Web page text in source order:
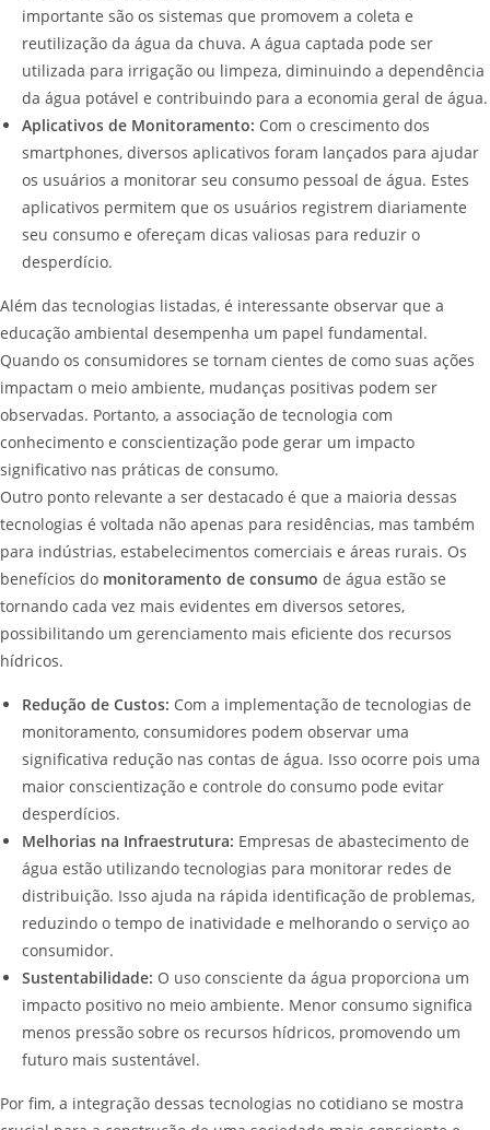
importante são os sistemas que promovem a coleta e
reutilização da água da chuva. A água captada pode ser
utilizada para irrigação ou limpeza, diminuindo a dependência
da água potável e contribuindo para a economia geral de água.
Aplicativos de Monitoramento: Com o crescimento dos
smartphones, diversos aplicativos foram lançados para ajudar
os usuários a monitorar seu consumo pessoal de água. Estes
aplicativos permitem que os usuários registrem diariamente
seu consumo e ofereçam dicas valiosas para reduzir o
desperdício.
Além das tecnologias listadas, é interessante observar que a
educação ambiental desempenha um papel fundamental.
Quando os consumidores se tornam cientes de como suas ações
impactam o meio ambiente, mudanças positivas podem ser
observadas. Portanto, a associação de tecnologia com
conhecimento e conscientização pode gerar um impacto
significativo nas práticas de consumo.
Outro ponto relevante a ser destacado é que a maioria dessas
tecnologias é voltada não apenas para residências, mas também
para indústrias, estabelecimentos comerciais e áreas rurais. Os
benefícios do monitoramento de consumo de água estão se
tornando cada vez mais evidentes em diversos setores,
possibilitando um gerenciamento mais eficiente dos recursos
hídricos.
Redução de Custos: Com a implementação de tecnologias de
monitoramento, consumidores podem observar uma
significativa redução nas contas de água. Isso ocorre pois uma
maior conscientização e controle do consumo pode evitar
desperdícios.
Melhorias na Infraestrutura: Empresas de abastecimento de
água estão utilizando tecnologias para monitorar redes de
distribuição. Isso ajuda na rápida identificação de problemas,
reduzindo o tempo de inatividade e melhorando o serviço ao
consumidor.
Sustentabilidade: O uso consciente da água proporciona um
impacto positivo no meio ambiente. Menor consumo significa
menos pressão sobre os recursos hídricos, promovendo um
futuro mais sustentável.
Por fim, a integração dessas tecnologias no cotidiano se mostra